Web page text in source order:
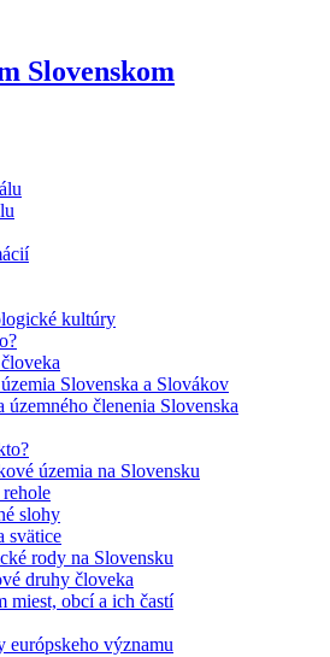
kultúry
Slovenska a Slovákov
územného členenia Slovenska
územia na Slovensku
slohy
svätice
rody na Slovensku
druhy človeka
miest, obcí a ich častí
európskeho významu